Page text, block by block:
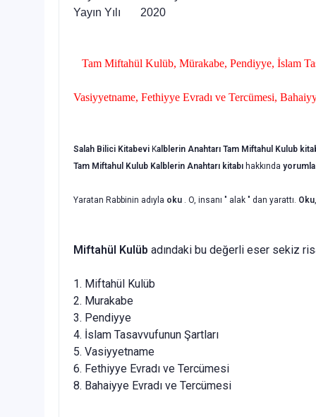
Yayın Yılı 2020
Tam Miftahül Kulüb, Mürakabe, Pendiyye, İslam
Vasiyyetname, Fethiyye Evradı ve Tercümesi,
Salah Bilici Kitabevi Kalblerin Anahtarı Tam Miftahul Kulub
Tam Miftahul Kulub Kalblerin Anahtarı kitabı hakkında
Yaratan Rabbinin adıyla oku . O, insanı " alak " dan yarattı. Oku
Miftahül Kulüb adındaki bu değerli eser sekiz
1. Miftahül Kulüb
2. Murakabe
3. Pendiyye
4. İslam Tasavvufunun Şartları
5. Vasiyyetname
6. Fethiyye Evradı ve Tercümesi
8. Bahaiyye Evradı ve Tercümesi